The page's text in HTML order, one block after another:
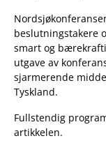
beslutningstakere
smart og
utgave av
sjarmerende
Tyskland.
Fullstendig
artikkelen.